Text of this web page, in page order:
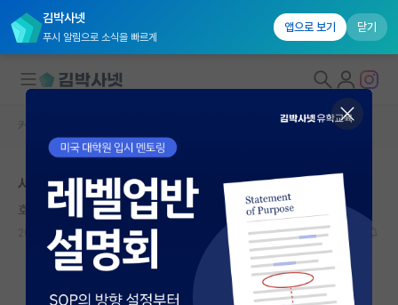
김박사넷
푸시 알림으로 소식을 빠르게
앱으로 보기 닫기
대학원생 모집
국내대학원 정보
연구실&오픈랩
커뮤니티
커뮤니티 홈
커뮤니티 홈
서울대 인공지능전공 선형대수 구술고사 자료 구합니다!!
호탕한 윌리엄 켈빈
2026.04.23 0 378